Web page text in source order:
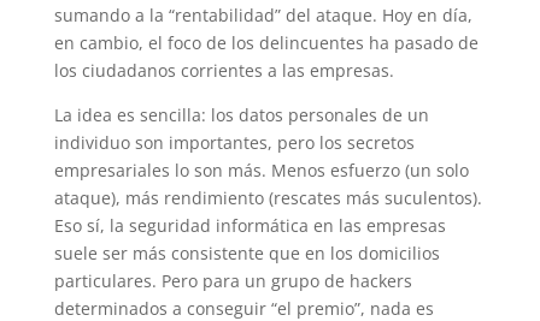
sumando a la “rentabilidad” del ataque. Hoy en día,
en cambio, el foco de los delincuentes ha pasado de
los ciudadanos corrientes a las empresas.
La idea es sencilla: los datos personales de un
individuo son importantes, pero los secretos
empresariales lo son más. Menos esfuerzo (un solo
ataque), más rendimiento (rescates más suculentos).
Eso sí, la seguridad informática en las empresas
suele ser más consistente que en los domicilios
particulares. Pero para un grupo de hackers
determinados a conseguir “el premio”, nada es